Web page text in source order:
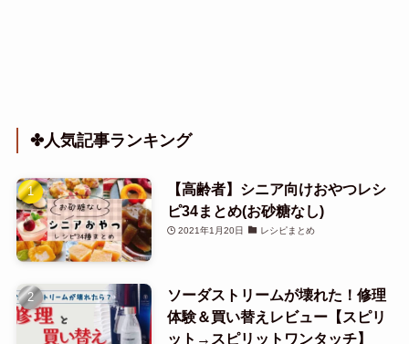
✤人気記事ランキング
【高齢者】シニア向けおやつレシ
ピ34まとめ(お砂糖なし)
2021年1月20日 レシピまとめ
ソーダストリームが壊れた！修理
体験＆買い替えレビュー【スピリ
ット→スピリットワンタッチ】